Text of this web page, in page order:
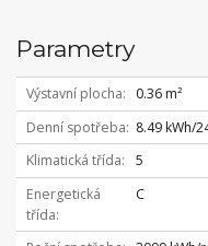
Parametry
Výstavní plocha
0.36 m²
Denní spotřeba
8.49 kWh/
Klimatická třída
5
Energetická
třída
C